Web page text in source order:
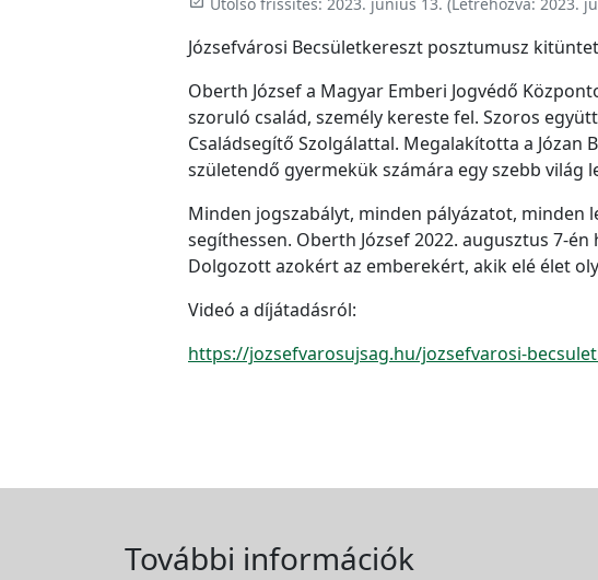
Józsefvárosi Becsületkereszt posztumusz
Oberth József a Magyar Emberi Jogvédő
szoruló család, személy kereste fel. Szoros
Családsegítő Szolgálattal. Megalakította a
születendő gyermekük számára egy szebb világ
Minden jogszabályt, minden pályázatot,
segíthessen. Oberth József 2022. augusztus 7-
Dolgozott azokért az emberekért, akik elé élet
Videó a díjátadásról:
https://jozsefvarosujsag.hu/jozsefvarosi-
További információk